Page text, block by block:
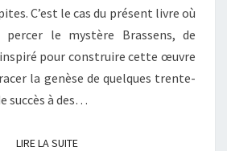
C’est le cas du présent livre où
percer le mystère Brassens, de
inspiré pour construire cette œuvre
la genèse de quelques trente-
succès à des…
LIRE LA SUITELIRE LA SUITE